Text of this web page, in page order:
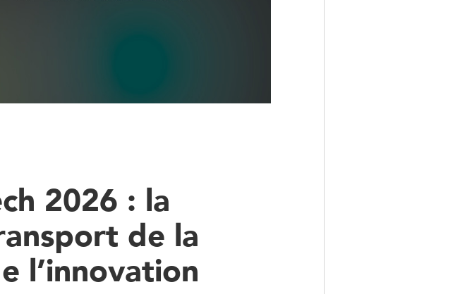
2026 : la
de la
l’innovation